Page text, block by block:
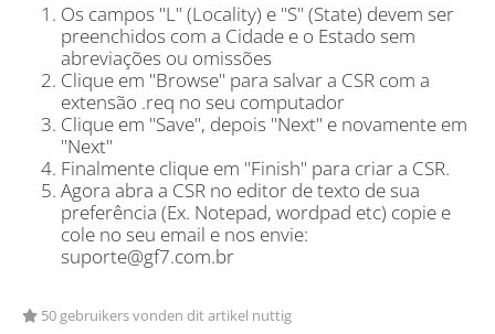
Os campos "L" (Locality) e "S" (State) devem ser
preenchidos com a Cidade e o Estado sem
abreviações ou omissões
Clique em "Browse" para salvar a CSR com a
extensão .req no seu computador
Clique em "Save", depois "Next" e novamente em
"Next"
Finalmente clique em "Finish" para criar a CSR.
Agora abra a CSR no editor de texto de sua
preferência (Ex. Notepad, wordpad etc) copie e
cole no seu email e nos envie:
suporte@gf7.com.br
50 gebruikers vonden dit artikel nuttig